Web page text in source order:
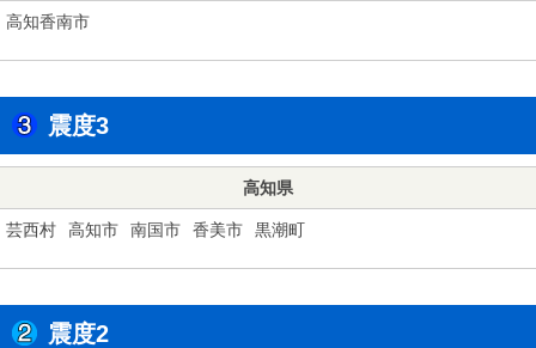
高知香南市
震度3
高知県
芸西村 高知市 南国市 香美市 黒潮町
震度2